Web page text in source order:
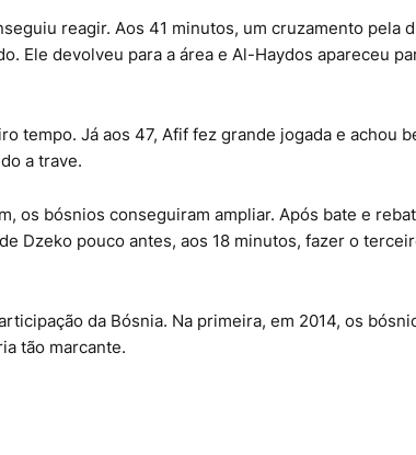
reagir. Aos 41 minutos, um cruzamento pela
Ele devolveu para a área e Al-Haydos apareceu
tempo. Já aos 47, Afif fez grande jogada e achou
a trave.
os bósnios conseguiram ampliar. Após bate e
Dzeko pouco antes, aos 18 minutos, fazer o
da Bósnia. Na primeira, em 2014, os
tão marcante.